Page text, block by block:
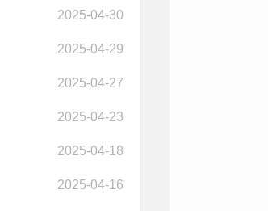
2025-04-30
2025-04-29
2025-04-27
2025-04-23
2025-04-18
2025-04-16